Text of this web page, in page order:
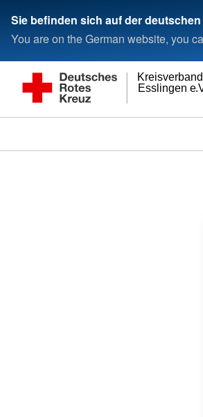
Sie befinden sich auf der
You are on the German website, you
Esslingen
Kreisverband